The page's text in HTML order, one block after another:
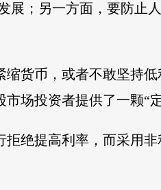
展；另一方面，要防止
货币，或者不敢坚持
场投资者提供了一颗“定
绝提高利率，而采用